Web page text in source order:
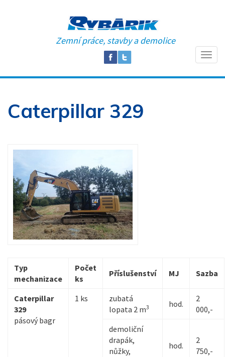
Zemní práce, stavby a demolice
Caterpillar 329
Typ
mechanizace
Počet
ks
Příslušenství MJ Sazba
Caterpillar
329
pásový bagr
1 ks
zubatá
lopata 2 m3 hod.
2
000,-
demoliční
drapák,
nůžky,
hod.
2
750,-